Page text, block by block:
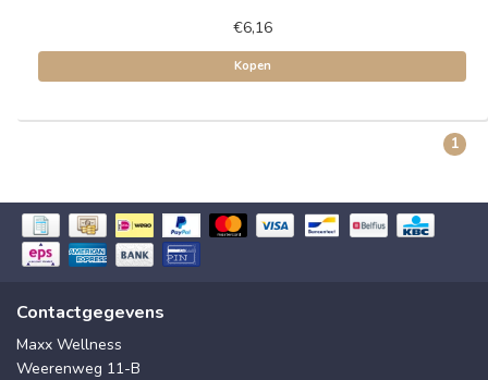
€6,16
Kopen
1
Contactgegevens
Maxx Wellness
Weerenweg 11-B